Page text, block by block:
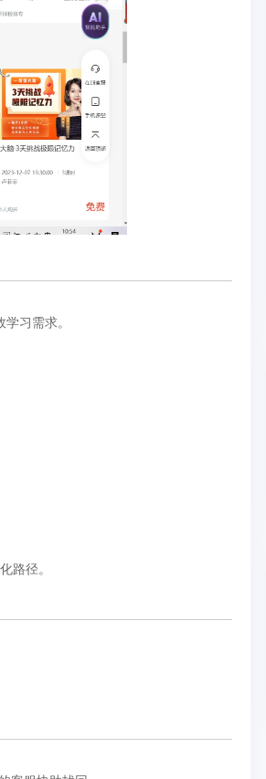
习需求。
路径。